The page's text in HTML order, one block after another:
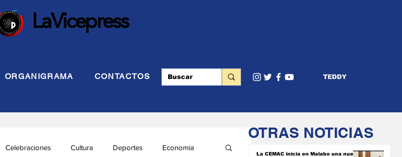
LaVicepress
ORGANIGRAMA CONTACTOS TEDDY
Celebraciones Cultura Deportes Economia
OTRAS NOTICIAS
La CEMAC inicia en Malabo una nueva